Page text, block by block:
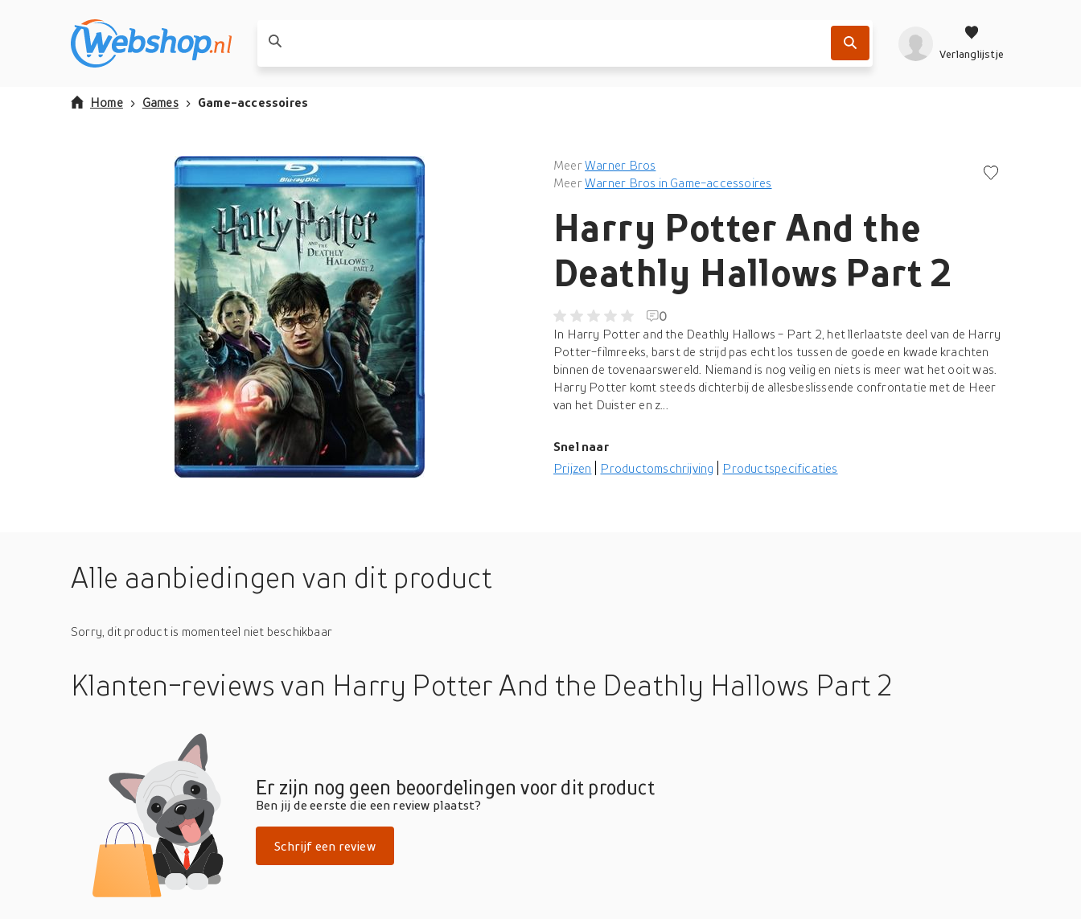
Verlanglijstje
Home Games Game-accessoires
MeerWarner Bros
MeerWarner Bros in Game-accessoires
Harry Potter And the
Deathly Hallows Part 2
0
In Harry Potter and the Deathly Hallows - Part 2, het llerlaatste deel van de Harry
Potter-filmreeks, barst de strijd pas echt los tussen de goede en kwade krachten
binnen de tovenaarswereld. Niemand is nog veilig en niets is meer wat het ooit was.
Harry Potter komt steeds dichterbij de allesbeslissende confrontatie met de Heer
van het Duister en z...
Snel naar
Prijzen
Productomschrijving Productspecificaties
Alle aanbiedingen van dit product
Sorry, dit product is momenteel niet beschikbaar
Klanten-reviewsvan Harry Potter And the Deathly Hallows Part 2
Er zijn nog geen beoordelingen voor dit product
Ben jij de eerste die een review plaatst?
Schrijf een review